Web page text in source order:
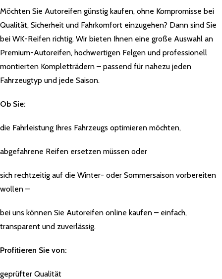
Möchten Sie Autoreifen günstig kaufen, ohne Kompromisse bei
Qualität, Sicherheit und Fahrkomfort einzugehen? Dann sind Sie
bei WK-Reifen richtig. Wir bieten Ihnen eine große Auswahl an
Premium-Autoreifen, hochwertigen Felgen und professionell
montierten Kompletträdern – passend für nahezu jeden
Fahrzeugtyp und jede Saison.
Ob Sie:
die Fahrleistung Ihres Fahrzeugs optimieren möchten,
abgefahrene Reifen ersetzen müssen oder
sich rechtzeitig auf die Winter- oder Sommersaison vorbereiten
wollen –
bei uns können Sie Autoreifen online kaufen – einfach,
transparent und zuverlässig.
Profitieren Sie von:
geprüfter Qualität